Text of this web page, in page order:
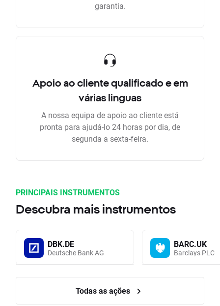
garantia.
Apoio ao cliente qualificado e em
várias linguas
A nossa equipa de apoio ao cliente está
pronta para ajudá-lo 24 horas por dia, de
segunda a sexta-feira.
PRINCIPAIS INSTRUMENTOS
Descubra mais instrumentos
DBK.DE
Deutsche Bank AG
BARC.UK
Barclays PLC
Todas as ações